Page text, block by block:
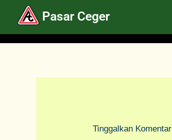
Pasar Ceger
Tinggalkan Komentar